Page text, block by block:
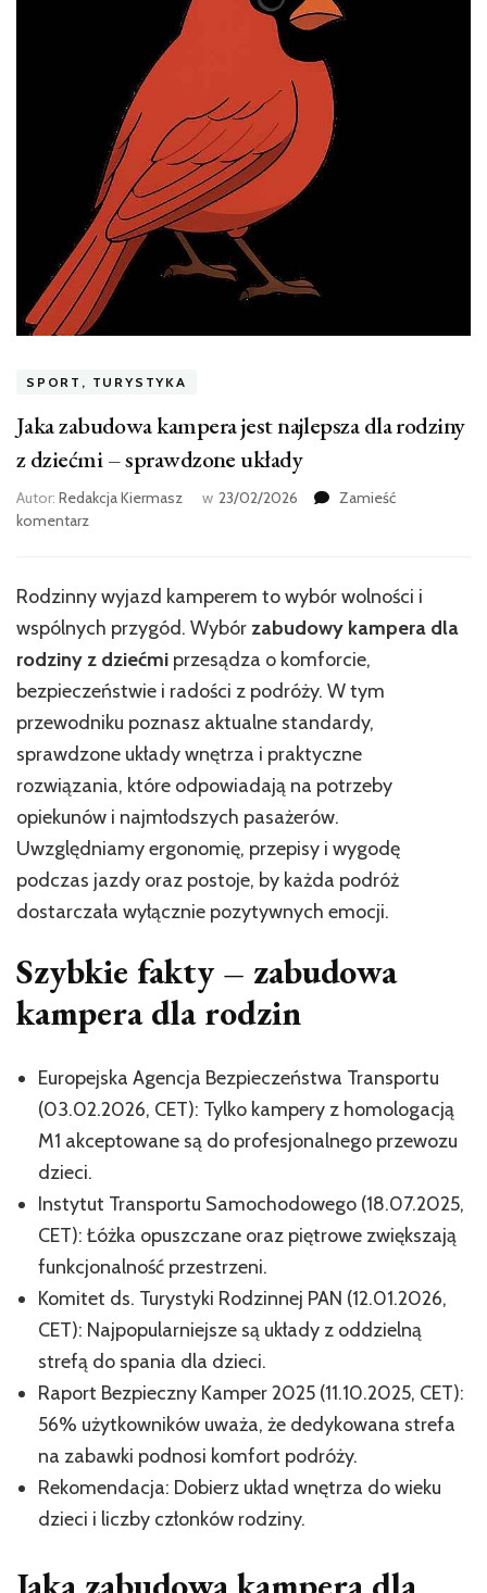
SPORT, TURYSTYKA
Jaka zabudowa kampera jest najlepsza dla rodziny
z dziećmi – sprawdzone układy
Autor: Redakcja Kiermasz w 23/02/2026
Zamieść
komentarzwe
zabudowa
kampera
jest
najlepsza
dla
rodziny
z
dziećmi
sprawdzone
układy
Rodzinny wyjazd kamperem to wybór wolności i
wspólnych przygód. Wybórzabudowy kampera dla
rodziny z dziećmi przesądza o komforcie,
bezpieczeństwie i radości z podróży. W tym
przewodniku poznasz aktualne standardy,
sprawdzone układy wnętrza i praktyczne
rozwiązania, które odpowiadają na potrzeby
opiekunów i najmłodszych pasażerów.
Uwzględniamy ergonomię, przepisy i wygodę
podczas jazdy oraz postoje, by każda podróż
dostarczała wyłącznie pozytywnych emocji.
Szybkie fakty – zabudowa
kampera dla rodzin
Europejska Agencja Bezpieczeństwa Transportu
(03.02.2026, CET): Tylko kampery z homologacją
M1 akceptowane są do profesjonalnego przewozu
dzieci.
Instytut Transportu Samochodowego (18.07.2025,
CET): Łóżka opuszczane oraz piętrowe zwiększają
funkcjonalność przestrzeni.
Komitet ds. Turystyki Rodzinnej PAN (12.01.2026,
CET): Najpopularniejsze są układy z oddzielną
strefą do spania dla dzieci.
Raport Bezpieczny Kamper 2025 (11.10.2025, CET):
56% użytkowników uważa, że dedykowana strefa
na zabawki podnosi komfort podróży.
Rekomendacja: Dobierz układ wnętrza do wieku
dzieci i liczby członków rodziny.